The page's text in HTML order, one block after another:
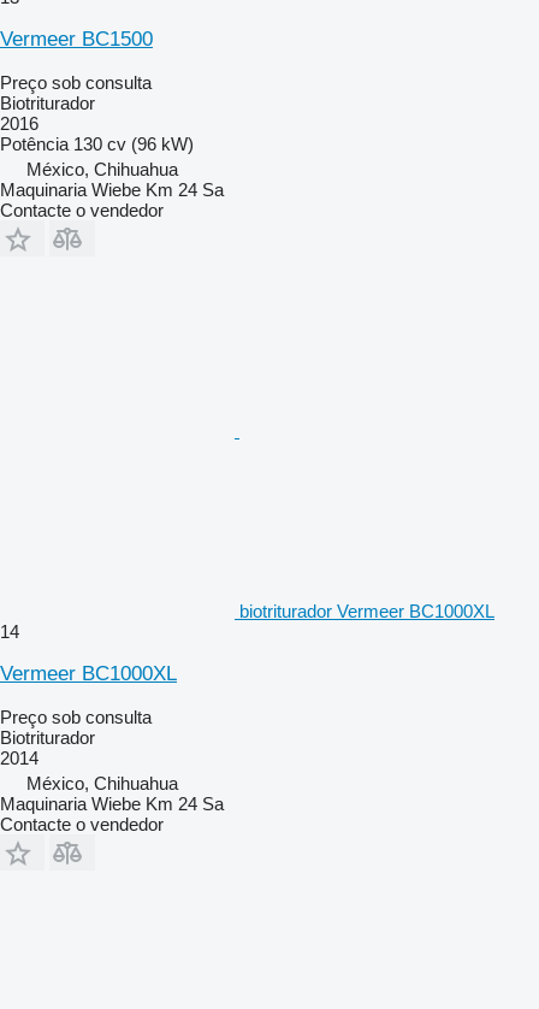
Vermeer BC1500
Preço sob consulta
Biotriturador
2016
Potência 130 cv (96 kW)
México, Chihuahua
Maquinaria Wiebe Km 24 Sa
Contacte o vendedor
biotriturador Vermeer BC1000XL
14
Vermeer BC1000XL
Preço sob consulta
Biotriturador
2014
México, Chihuahua
Maquinaria Wiebe Km 24 Sa
Contacte o vendedor